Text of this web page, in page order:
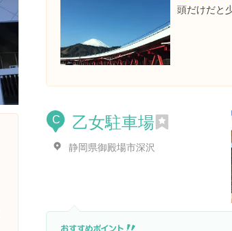
頭だけだと
C 乙女駐車場
静岡県御殿場市深沢